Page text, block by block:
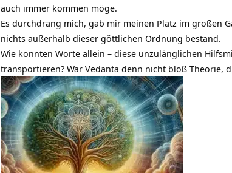
auch immer kommen möge.
Es durchdrang mich, gab mir meinen Platz im großen
nichts außerhalb dieser göttlichen Ordnung bestand.
Wie konnten Worte allein – diese unzulänglichen
transportieren? War Vedanta denn nicht bloß Theorie,